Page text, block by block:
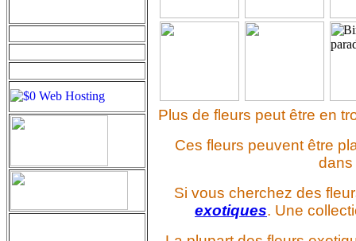
Plus de fleurs peut être en
Ces fleurs peuvent être
dans
Si vous cherchez des
exotiques. Une